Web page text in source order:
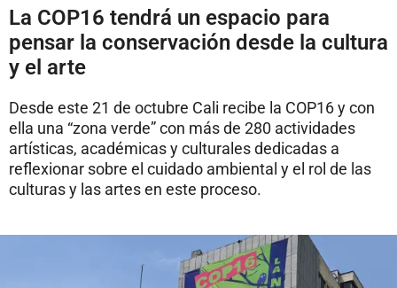
La COP16 tendrá un espacio para
pensar la conservación desde la cultura
y el arte
Desde este 21 de octubre Cali recibe la COP16 y con
ella una “zona verde” con más de 280 actividades
artísticas, académicas y culturales dedicadas a
reflexionar sobre el cuidado ambiental y el rol de las
culturas y las artes en este proceso.